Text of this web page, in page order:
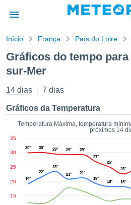
da
por
que as
a este
e
forma
Início França País do Loire
Gráficos do tempo
sur-Mer
14 dias 7 dias
Gráficos da Temperatura
Temperatura Máxima, temperatura
próximos 14
15
20
25
30
35
30° 30° 29° 29°
29°
27°
25°
23°
19°
22°
23°
21°
21°
19°
18° 18°